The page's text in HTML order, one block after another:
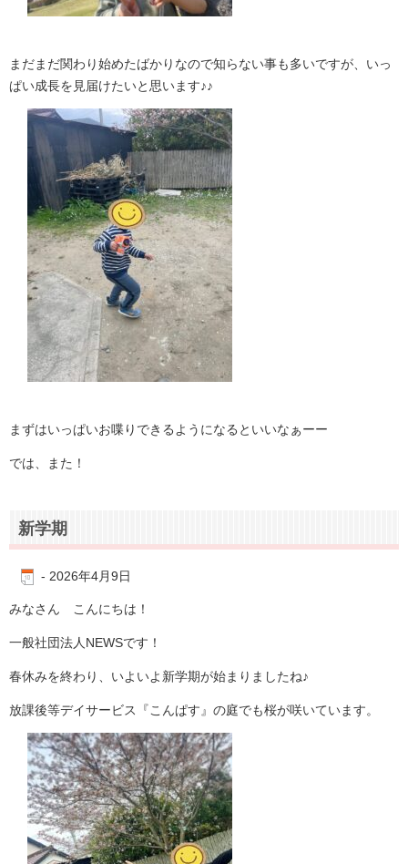
まだまだ関わり始めたばかりなので知らない事も多いですが、いっ
ぱい成長を見届けたいと思います♪♪
まずはいっぱいお喋りできるようになるといいなぁーー
では、また！
新学期
- 2026年4月9日
みなさん こんにちは！
一般社団法人NEWSです！
春休みを終わり、いよいよ新学期が始まりましたね♪
放課後等デイサービス『こんぱす』の庭でも桜が咲いています。